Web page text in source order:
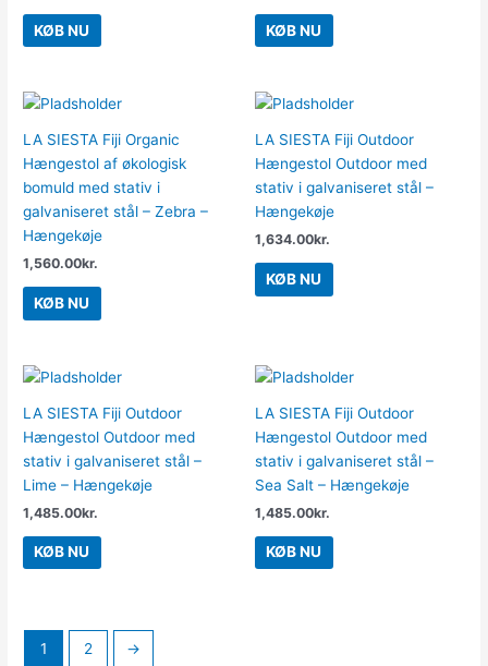
KØB NU KØB NU
LA SIESTA Fiji Organic
Hængestol af økologisk
bomuld med stativ i
galvaniseret stål – Zebra –
Hængekøje
1,560.00kr.
KØB NU
LA SIESTA Fiji Outdoor
Hængestol Outdoor med
stativ i galvaniseret stål –
Hængekøje
1,634.00kr.
KØB NU
LA SIESTA Fiji Outdoor
Hængestol Outdoor med
stativ i galvaniseret stål –
Lime – Hængekøje
1,485.00kr.
KØB NU
LA SIESTA Fiji Outdoor
Hængestol Outdoor med
stativ i galvaniseret stål –
Sea Salt – Hængekøje
1,485.00kr.
KØB NU
1 2 →